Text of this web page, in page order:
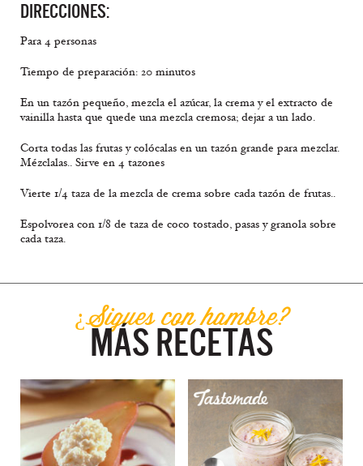
DIRECCIONES:
Para 4 personas
Tiempo de preparación: 20 minutos
En un tazón pequeño, mezcla el azúcar, la crema y el extracto de
vainilla hasta que quede una mezcla cremosa; dejar a un lado.
Corta todas las frutas y colócalas en un tazón grande para mezclar.
Mézclalas.. Sirve en 4 tazones
Vierte 1/4 taza de la mezcla de crema sobre cada tazón de frutas..
Espolvorea con 1/8 de taza de coco tostado, pasas y granola sobre
cada taza.
¿Sigues con hambre?
MÁS RECETAS